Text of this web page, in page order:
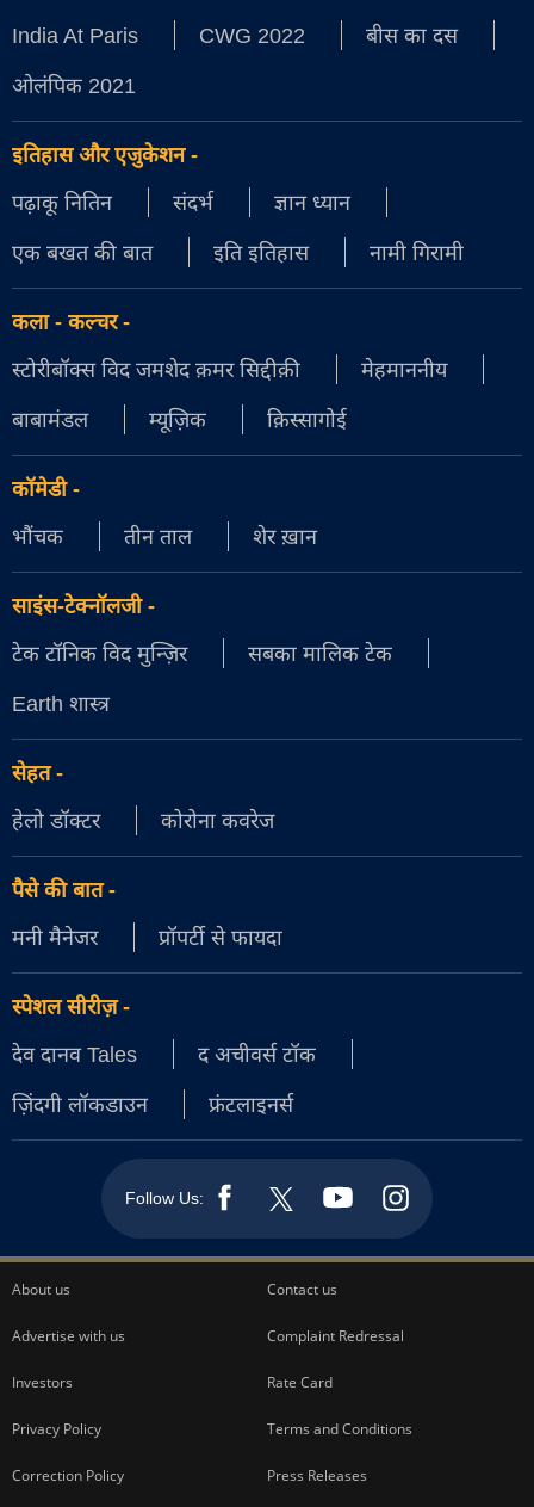
India At Paris CWG 2022
बीस का दस
ओलंपिक 2021
इतिहास और एजुकेशन-
पढ़ाकू नितिन
संदर्भ
ज्ञान ध्यान
एक बखत की बात
इति इतिहास नामी गिरामी
कला - कल्चर-
स्टोरीबॉक्स विद जमशेद क़मर सिद्दीक़ी
मेहमाननीय
बाबामंडल
म्यूज़िक क़िस्सागोई
कॉमेडी-
भौंचक
तीन ताल शेर ख़ान
साइंस-टेक्नॉलजी-
टेक टॉनिक विद मुन्ज़िर
सबका मालिक टेक
Earth शास्त्र
सेहत-
हेलो डॉक्टर
कोरोना कवरेज
पैसे की बात-
मनी मैनेजर
प्रॉपर्टी से फायदा
स्पेशल सीरीज़-
देव दानव Tales
द अचीवर्स टॉक
ज़िंदगी लॉकडाउन
फ्रंटलाइनर्स
Follow Us:
About us Contact us
Advertise with us Complaint Redressal
Investors Rate Card
Privacy Policy Terms and Conditions
Correction Policy Press Releases